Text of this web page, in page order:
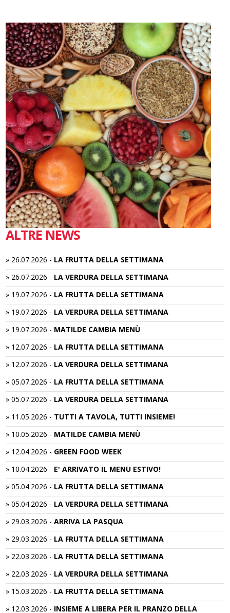
ALTRE NEWS
» 26.07.2026 - LA FRUTTA DELLA SETTIMANA
» 26.07.2026 - LA VERDURA DELLA SETTIMANA
» 19.07.2026 - LA FRUTTA DELLA SETTIMANA
» 19.07.2026 - LA VERDURA DELLA SETTIMANA
» 19.07.2026 - MATILDE CAMBIA MENÙ
» 12.07.2026 - LA FRUTTA DELLA SETTIMANA
» 12.07.2026 - LA VERDURA DELLA SETTIMANA
» 05.07.2026 - LA FRUTTA DELLA SETTIMANA
» 05.07.2026 - LA VERDURA DELLA SETTIMANA
» 11.05.2026 - TUTTI A TAVOLA, TUTTI INSIEME!
» 10.05.2026 - MATILDE CAMBIA MENÙ
» 12.04.2026 - GREEN FOOD WEEK
» 10.04.2026 - E' ARRIVATO IL MENU ESTIVO!
» 05.04.2026 - LA FRUTTA DELLA SETTIMANA
» 05.04.2026 - LA VERDURA DELLA SETTIMANA
» 29.03.2026 - ARRIVA LA PASQUA
» 29.03.2026 - LA FRUTTA DELLA SETTIMANA
» 22.03.2026 - LA FRUTTA DELLA SETTIMANA
» 22.03.2026 - LA VERDURA DELLA SETTIMANA
» 15.03.2026 - LA FRUTTA DELLA SETTIMANA
» 12.03.2026 - INSIEME A LIBERA PER IL PRANZO DELLA